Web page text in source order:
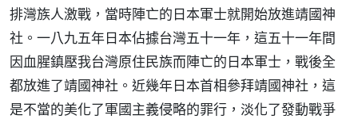
排灣族人激戰，當時陣亡的日本軍士就開始放進靖國神
社。一八九五年日本佔據台灣五十一年，這五十一年間
因血腥鎮壓我台灣原住民族而陣亡的日本軍士，戰後全
都放進了靖國神社。近幾年日本首相參拜靖國神社，這
是不當的美化了軍國主義侵略的罪行，淡化了發動戰爭